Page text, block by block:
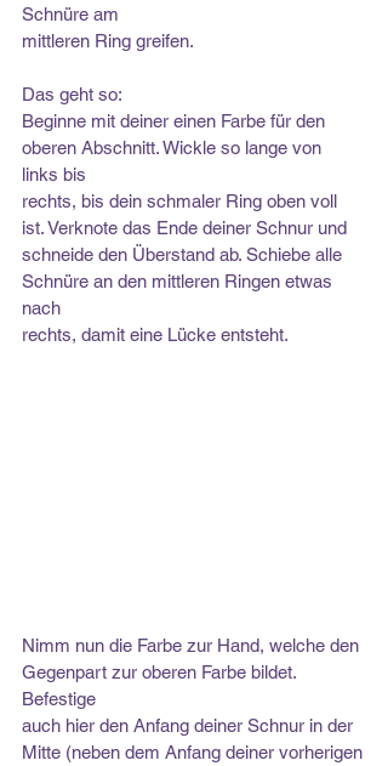
Schnüre am
mittleren Ring greifen.
Das geht so:
Beginne mit deiner einen Farbe für den
oberen Abschnitt. Wickle so lange von
links bis
rechts, bis dein schmaler Ring oben voll
ist. Verknote das Ende deiner Schnur und
schneide den Überstand ab. Schiebe alle
Schnüre an den mittleren Ringen etwas
nach
rechts, damit eine Lücke entsteht.
Nimm nun die Farbe zur Hand, welche den
Gegenpart zur oberen Farbe bildet.
Befestige
auch hier den Anfang deiner Schnur in der
Mitte (neben dem Anfang deiner vorherigen